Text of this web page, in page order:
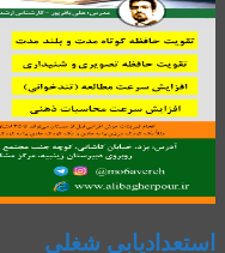
استعدادیابی شغلی